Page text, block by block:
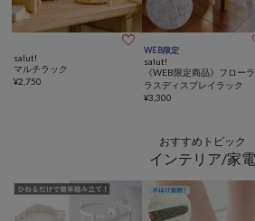

salut!
マルチラック
¥2,750
WEB限定
salut!
《WEB限定商品》フロー
ラスディスプレイラック
¥3,300
おすすめトピック
インテリア/家電